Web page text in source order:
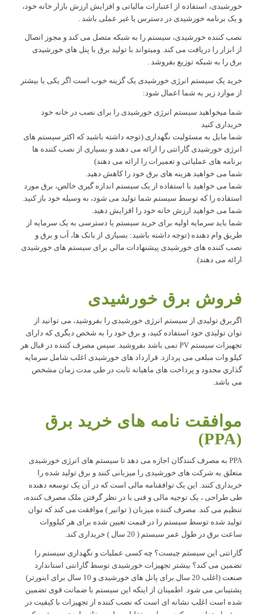
خورشیدی، استفاده از اعتبارات مالیاتی و افزایش ارزش بازار خانه خود،
و یک برنامه خورشیدی در دسترس یا غیر عملی باشد .
نصب کننده خورشیدی، سیستم را به شبکه متصل می کند و مجوز اتصال
از ابزار را دریافت می کند. ومیتواند با تولید برق با پنل های خورشیدی
برق را به شبکه توزیع بفروشد .
خرید یک سیستم انرژی خورشیدی یک گزینه خوب است اگر یکی یا بیشتر
از موارد زیر به شما اعمال شود:
شما میخواهید سیستم انرژی خورشیدی را برای نصب در خانه خود
خریداری کنید
شما مایل به مسئولیت نگهداری (توجه داشته باشید که اکثر سیستم های
انرژی خورشیدی گارانتی را ارائه می دهند و بسیاری از نصب کننده ها
برنامه های عملیاتی و تعمیرات را ارائه می دهند)
شما می خواهید هزینه های برق خود را کاهش دهید.
شما می خواهید با استفاده از یک سیستم اندازه گیری خالص، برق مورد
استفاده را که توسط سیستم شما تولید می شود، به وسیله خود باز کنید.
شما می خواهید ارزش خانه خود را افزایش دهید.
شما باید سرمایه اولیه برای خرید سیستم یا دسترسی به یک سرمایه از
طریق وام دهنده (توجه داشته باشید: بسیاری از بانک ها، آب و برق و
نصب کننده های خورشیدی پیشنهادات مالی برای سیستم های خورشیدی
ارائه می دهند).
فروش برق خورشیدی
اگربرق تولیدی از سیستم انرژی خورشیدی را بفروشید، می توانید از
توان تولیدی خود استفاده کنید، و برق خود را به شخص دیگری که دارای
تجهیزات سیستم PV نمی باشد بفروشید. سپس مصرف کننده در قبال هر
کیلو وات مبلغی می پردازد. قرارداد های خورشیدی اغلب شامل سرمايه
گذاري محدود و پرداخت های ماهیانه ثابت در طی مدت زمان مشخص
می باشد.
موافقت نامه های خرید برق
(PPA)
PPA به مصرف کنندگان اجازه می دهد تا سیستم های انرژی خورشیدی
متعلق به شرکت های خورشیدی را میزبانی کنند و برق تولید شده را
خریداری کنند. این یک توافقنامه مالی است که در آن یک توسعه دهنده
طی طراحی ، یک توجیه مالی و فنی با در نظر گرفتن ملک مصرف کننده،
تنظیم می کند. مصرف کننده میزبان ( توانیر ) موافقت می کند که توان
تولید شده توسط سیستم را در قیمت تعیین شده برای هر کیلووات
ساعت برق در طول عمر سیستم ( 20 سال ) خریداری کند.
گارانتی این سیستم چیست؟ چه کسی عملیات و نگهداری سیستم را
تضمین می کند؟ بیشتر تجهیزات خورشیدی توسط گارانتی استاندارد
صنعت (اغلب 20 سال برای پانل های خورشیدی و 10 سال برای اینورتر)
پشتیبانی می شود. اطمینان از اینکه این سیستم با ضمانت قوی تضمین
شده است اغلب نشانه ای است که نصب کننده از تجهیزات با کیفیت در